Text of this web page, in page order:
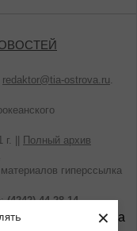
×
redaktor@tia-ostrova.ru.
||
Полный архив
гиперссылка
(4242) 44-28-14.